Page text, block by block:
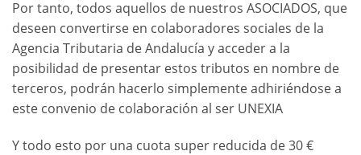
Por tanto, todos aquellos de nuestros ASOCIADOS, que
deseen convertirse en colaboradores sociales de la
Agencia Tributaria de Andalucía y acceder a la
posibilidad de presentar estos tributos en nombre de
terceros, podrán hacerlo simplemente adhiriéndose a
este convenio de colaboración al ser UNEXIA
Y todo esto por una cuota super reducida de 30 €